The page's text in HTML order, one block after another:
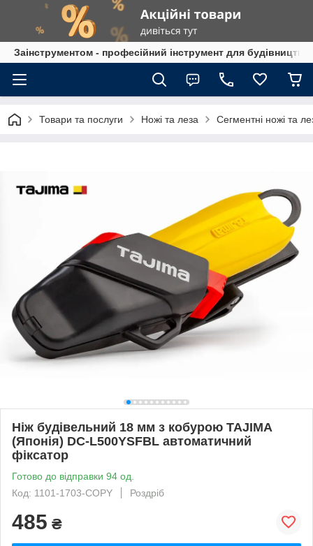
Заінструментом - професійний інструмент для
Товари та послуги Ножі та леза Сегментні ножі та
Ніж будівельний 18 мм з кобурою TAJIMA
(Японія) DC-L500YSFBL автоматичний
фіксатор
Готово до відправки 94 од.
Код: 1101-1703-COPY
Роздріб
485 ₴